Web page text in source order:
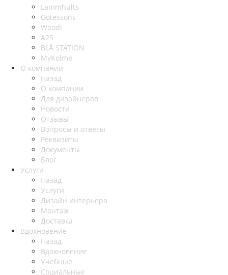
Lammhults
Götessons
Woodi
A2S
BLÅ STATION
MyKolme
О компании
Назад
О компании
Для дизайнеров
Новости
Отзывы
Вопросы и ответы
Реквизиты
Документы
Блог
Услуги
Назад
Услуги
Дизайн интерьера
Монтаж
Доставка
Вдохновение
Назад
Вдохновение
Учебные
Социальные